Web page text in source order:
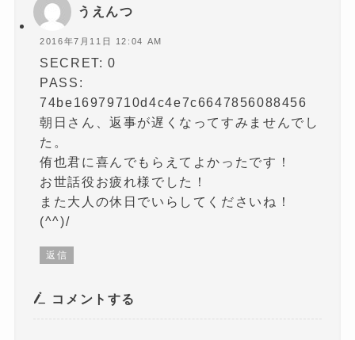
うえんつ
2016年7月11日 12:04 AM
SECRET: 0
PASS:
74be16979710d4c4e7c6647856088456
朝日さん、返事が遅くなってすみませんでし
た。
侑也君に喜んでもらえてよかったです！
お世話役お疲れ様でした！
また大人の休日でいらしてくださいね！
(^^)/
返信
コメントする